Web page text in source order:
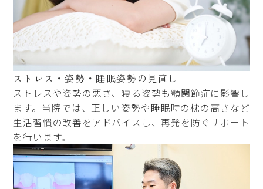
ストレス・姿勢・睡眠姿勢の 見直し
ストレスや姿勢の悪さ、寝る姿勢も顎関節症に影響し
ます。当院では、正しい姿勢や睡眠時の枕の高さなど
生活習慣の改善をアドバイスし、再発を防ぐサポート
を行います。